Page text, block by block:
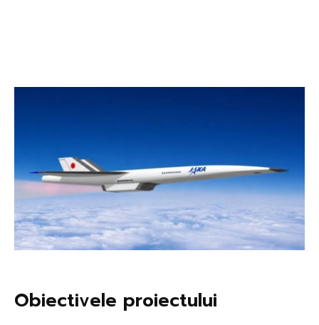
Obiectivele proiectului